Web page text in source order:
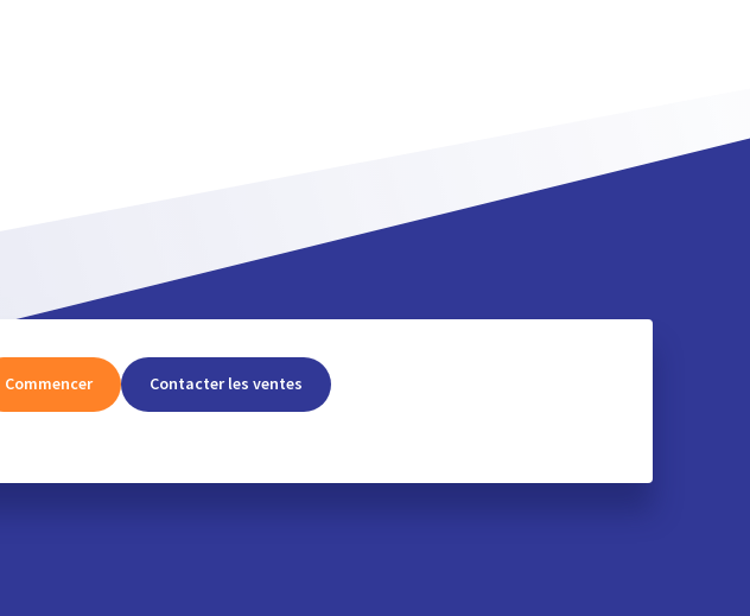
Commencer Contacter les ventes